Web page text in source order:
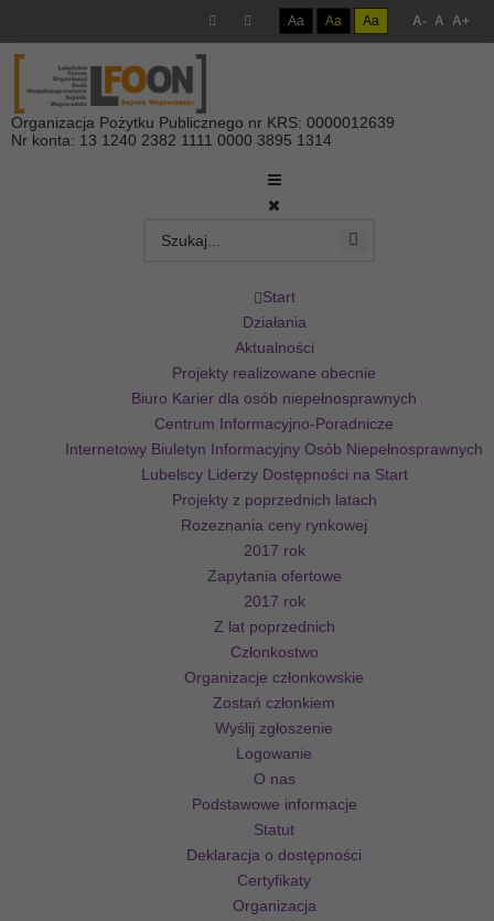
Aa Aa Aa A- A A+
Organizacja Pożytku Publicznego nr KRS: 0000012639
Nr konta: 13 1240 2382 1111 0000 3895 1314
Start
Działania
Aktualności
Projekty realizowane obecnie
Biuro Karier dla osób niepełnosprawnych
Centrum Informacyjno-Poradnicze
Internetowy Biuletyn Informacyjny Osób Niepełnosprawnych
Lubelscy Liderzy Dostępności na Start
Projekty z poprzednich latach
Rozeznania ceny rynkowej
2017 rok
Zapytania ofertowe
2017 rok
Z lat poprzednich
Członkostwo
Organizacje członkowskie
Zostań członkiem
Wyślij zgłoszenie
Logowanie
O nas
Podstawowe informacje
Statut
Deklaracja o dostępności
Certyfikaty
Organizacja